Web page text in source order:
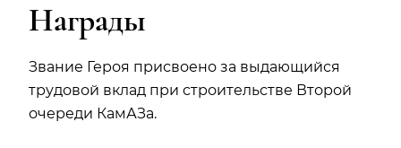
Награды
Звание Героя присвоено за выдающийся
трудовой вклад при строительстве Второй
очереди КамАЗа.